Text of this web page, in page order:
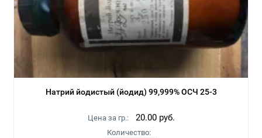
Натрий йодистый (йодид) 99,999% ОСЧ 25-3
Цена за гр.: 20.00 руб.
Количество: